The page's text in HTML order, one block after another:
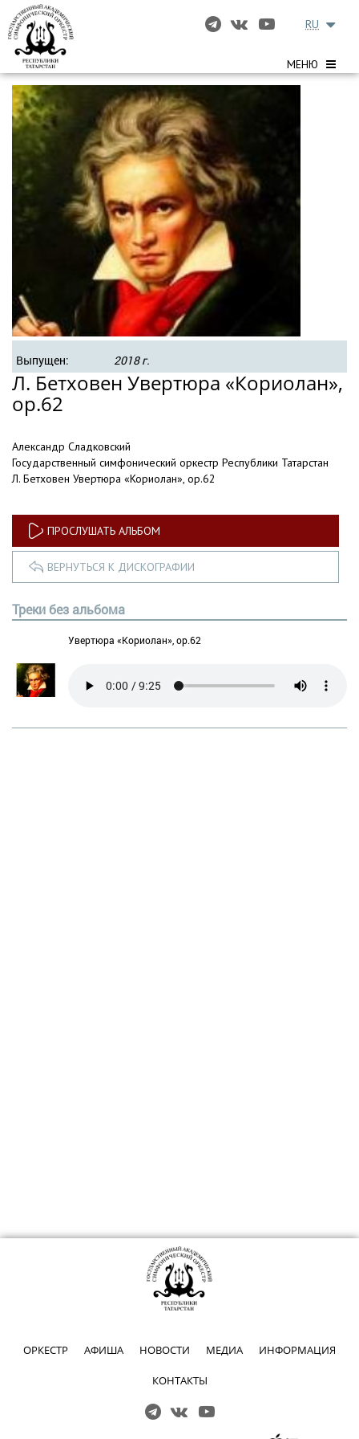
МЕНЮ
RU
Выпущен: 2018 г.
Л. Бетховен Увертюра «Кориолан»,
ор.62
Александр Сладковский
Государственный симфонический оркестр Республики Татарстан
Л. Бетховен Увертюра «Кориолан», ор.62
ПРОСЛУШАТЬ АЛЬБОМ
ВЕРНУТЬСЯ К ДИСКОГРАФИИ
Треки без альбома
Увертюра «Кориолан», ор.62
ОРКЕСТР АФИША НОВОСТИ МЕДИА ИНФОРМАЦИЯ
КОНТАКТЫ